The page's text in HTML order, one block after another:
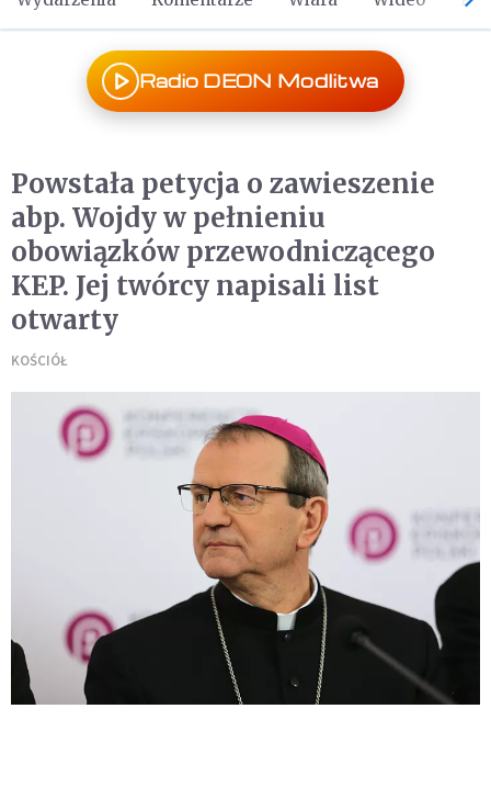
Radio DEON Modlitwa
Powstała petycja o zawieszenie
abp. Wojdy w pełnieniu
obowiązków przewodniczącego
KEP. Jej twórcy napisali list
otwarty
KOŚCIÓŁ